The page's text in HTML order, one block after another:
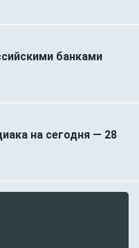
банками
на сегодня — 28